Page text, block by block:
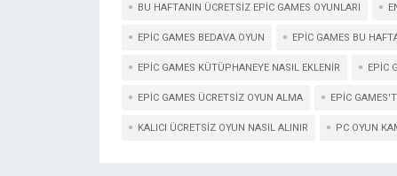
BU HAFTANIN ÜCRETSIZ EPIC GAMES OYUNLARI
EPIC GAMES BEDAVA OYUN EPIC GAMES BU
EPIC GAMES KÜTÜPHANEYE NASIL EKLENIR EPIC
EPIC GAMES ÜCRETSIZ OYUN ALMA EPIC
KALICI ÜCRETSIZ OYUN NASIL ALINIR PC OYUN